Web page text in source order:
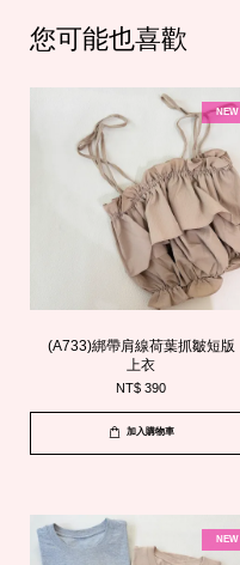
您可能也喜歡
NEW
(A733)綁帶肩線荷葉抓皺短版
上衣
NT$ 390
加入購物車
NEW